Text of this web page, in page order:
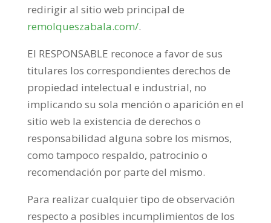
redirigir al sitio web principal de
remolqueszabala.com/.
El RESPONSABLE reconoce a favor de sus
titulares los correspondientes derechos de
propiedad intelectual e industrial, no
implicando su sola mención o aparición en el
sitio web la existencia de derechos o
responsabilidad alguna sobre los mismos,
como tampoco respaldo, patrocinio o
recomendación por parte del mismo.
Para realizar cualquier tipo de observación
respecto a posibles incumplimientos de los